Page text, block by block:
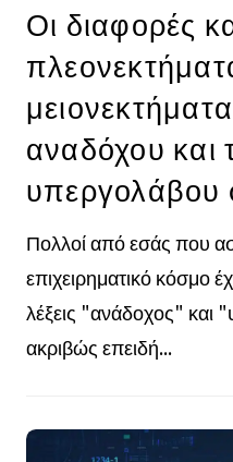
Οι διαφορές
αναδόχου και
υπεργολάβου
Πολλοί από εσάς που
επιχειρηματικό κόσμο
λέξεις "ανάδοχος"
ακριβώς επειδή...